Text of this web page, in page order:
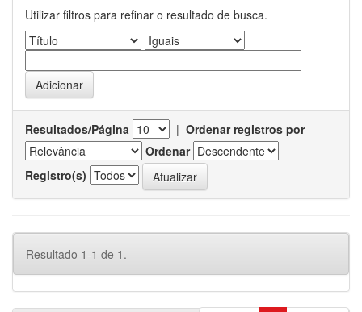
Utilizar filtros para refinar o resultado de busca.
Resultados/Página | Ordenar registros por
Ordenar
Registro(s)
Resultado 1-1 de 1.